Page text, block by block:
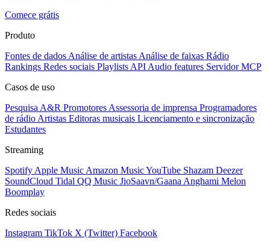
Comece grátis
Produto
Fontes de dados Análise de artistas Análise de faixas Rádio
Rankings Redes sociais Playlists API Audio features Servidor MCP
Casos de uso
Pesquisa A&R Promotores Assessoria de imprensa Programadores
de rádio Artistas Editoras musicais Licenciamento e sincronização
Estudantes
Streaming
Spotify Apple Music Amazon MusicYouTube Shazam Deezer
SoundCloud Tidal QQ Music JioSaavn/Gaana Anghami Melon
Boomplay
Redes sociais
Instagram TikTok X (Twitter) Facebook